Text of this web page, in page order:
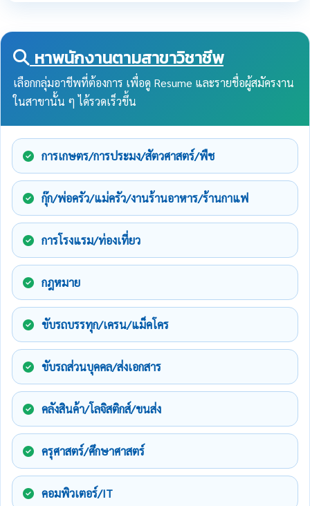
หาพนักงานตามสาขาวิชาชีพ
เลือกกลุ่มอาชีพที่ต้องการ เพื่อดู Resume และรายชื่อผู้สมัครงาน
ในสาขานั้น ๆ ได้รวดเร็วขึ้น
การเกษตร/การประมง/สัตวศาสตร์/พืช
กุ๊ก/พ่อครัว/แม่ครัว/งานร้านอาหาร/ร้านกาแฟ
การโรงแรม/ท่องเที่ยว
กฎหมาย
ขับรถบรรทุก/เครน/แม็คโคร
ขับรถส่วนบุคคล/ส่งเอกสาร
คลังสินค้า/โลจิสติกส์/ขนส่ง
ครุศาสตร์/ศึกษาศาสตร์
คอมพิวเตอร์/IT